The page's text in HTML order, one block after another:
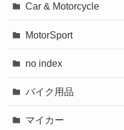
Car & Motorcycle
MotorSport
no index
バイク用品
マイカー